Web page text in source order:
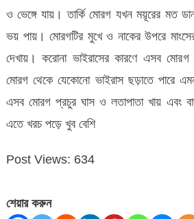
ও ভেঙ্গে যায়। তার্কি মোরগ যখন ময়ূরের মত
ভয় পায়। মোরগটির মুখে ও নাকের উপরে
দেখায়। করোনা ভাইরাসের কারণে এসব
মোরগ থেকে যেকোনো ভাইরাস ছড়াতে পারে
এসব মোরগ প্রচুর ঘাস ও লতাপাতা খায় এবং
এতে খরচ পড়ে খুব বেশি
Post Views: 634
শেয়ার করুন